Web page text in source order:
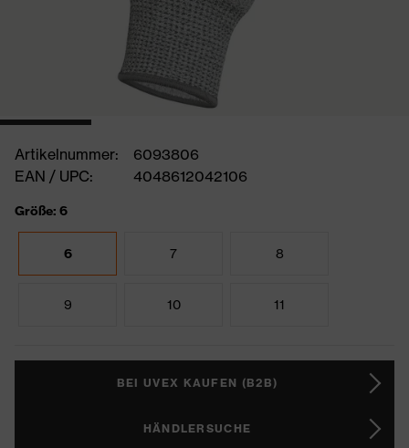
Artikelnummer:
6093806
EAN / UPC:
4048612042106
Größe: 6
6 7 8
9 10 11
BEI UVEX KAUFEN (B2B)
HÄNDLERSUCHE